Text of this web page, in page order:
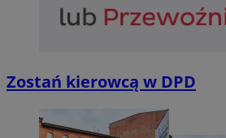
Zostań kierowcą w DPD